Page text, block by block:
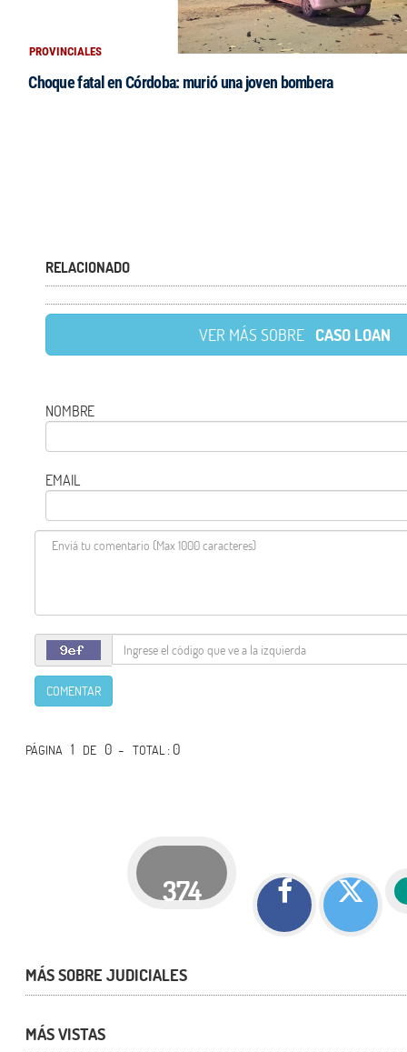
PROVINCIALES
Choque fatal en Córdoba: murió una joven bombera
RELACIONADO
VER MÁS SOBRE CASO LOAN
NOMBRE
EMAIL
COMENTAR
PÁGINA 1 DE 0 -TOTAL: 0
374
MÁS SOBRE JUDICIALES
MÁS VISTAS